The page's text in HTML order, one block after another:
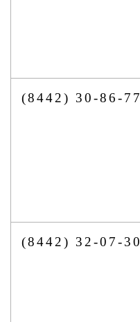
(8442) 30-86-77
(8442) 32-07-30